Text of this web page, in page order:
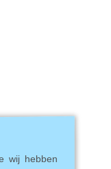
wij hebben